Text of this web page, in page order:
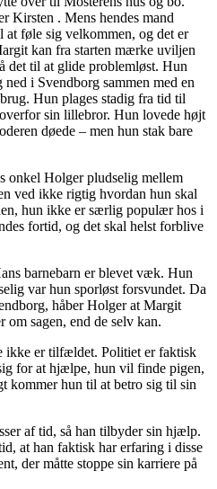
Kirsten . Mens hendes mand
føle sig velkommen, og det er
kan fra starten mærke uviljen
det til at glide problemløst. Hun
i Svendborg sammen med en
Hun plages stadig fra tid til
sin lillebror. Hun lovede højt
døede – men hun stak bare
onkel Holger pludselig mellem
ved ikke rigtig hvordan hun skal
hun ikke er særlig populær hos i
fortid, og det skal helst forblive
barnebarn er blevet væk. Hun
var hun sporløst forsvundet. Da
håber Holger at Margit
om sagen, end de selv kan.
ikke er tilfældet. Politiet er faktisk
for at hjælpe, hun vil finde pigen,
kommer hun til at betro sig til sin
af tid, så han tilbyder sin hjælp.
at han faktisk har erfaring i disse
der måtte stoppe sin karriere på